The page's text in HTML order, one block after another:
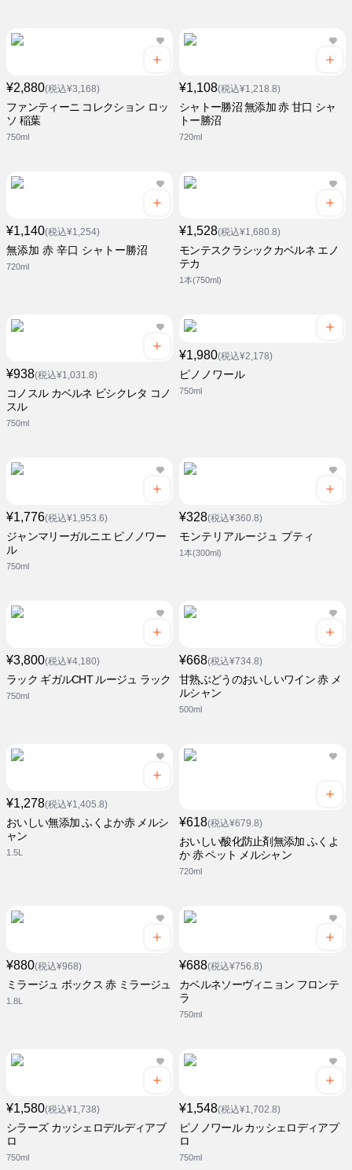
¥2,880(税込¥3,168)
ファンティーニ コレクション ロッ
ソ 稲葉
750ml
¥1,108(税込¥1,218.8)
シャトー勝沼 無添加 赤 甘口 シャ
トー勝沼
720ml
¥1,140(税込¥1,254)
無添加 赤 辛口 シャトー勝沼
720ml
¥1,528(税込¥1,680.8)
モンテスクラシックカベルネ エノ
テカ
1本(750ml)
¥938(税込¥1,031.8)
コノスル カベルネ ビシクレタ コノ
スル
750ml
¥1,980(税込¥2,178)
ピノノワール
750ml
¥1,776(税込¥1,953.6)
ジャンマリーガルニエ ピノノワー
ル
750ml
¥328(税込¥360.8)
モンテリアルージュ プティ
1本(300ml)
¥3,800(税込¥4,180)
ラック ギガルCHT ルージュ ラック
750ml
¥668(税込¥734.8)
甘熟ぶどうのおいしいワイン 赤 メ
ルシャン
500ml
¥1,278(税込¥1,405.8)
おいしい無添加 ふくよか赤 メルシ
ャン
1.5L
¥618(税込¥679.8)
おいしい酸化防止剤無添加 ふくよ
か 赤 ペット メルシャン
720ml
¥880(税込¥968)
ミラージュ ボックス 赤 ミラージュ
1.8L
¥688(税込¥756.8)
カベルネソーヴィニョン フロンテ
ラ
750ml
¥1,580(税込¥1,738)
シラーズ カッシェロデルディアブ
ロ
750ml
¥1,548(税込¥1,702.8)
ピノノワール カッシェロディアプ
ロ
750ml